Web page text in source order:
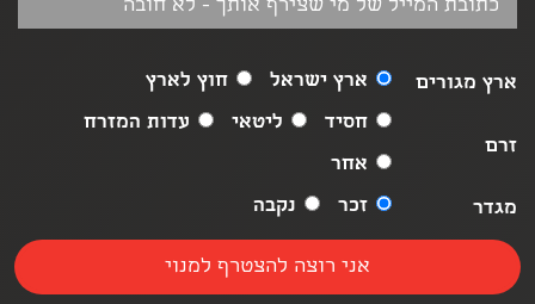
ארץ מגורים ארץ ישראל חוץ לארץ
זרם
חסיד ליטאי
עדות המזרח
אחר
מגדר
זכר נקבה